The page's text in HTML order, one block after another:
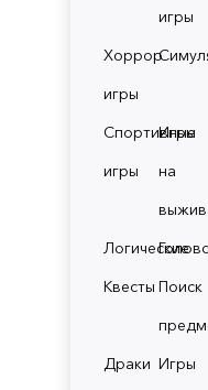
игры
Хоррор
игры
Спортивные
игры
Игры
на
Логические
Квесты Поиск
Драки Игры